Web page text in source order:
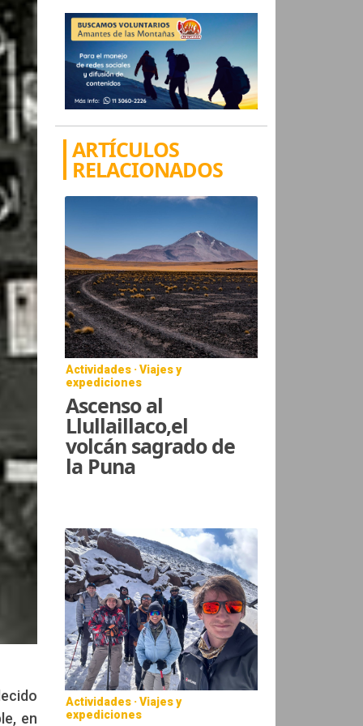
en
ARTÍCULOS
RELACIONADOS
Actividades · Viajes y
expediciones
Ascenso al
Llullaillaco,el
volcán sagrado de
la Puna
Actividades · Viajes y
expediciones